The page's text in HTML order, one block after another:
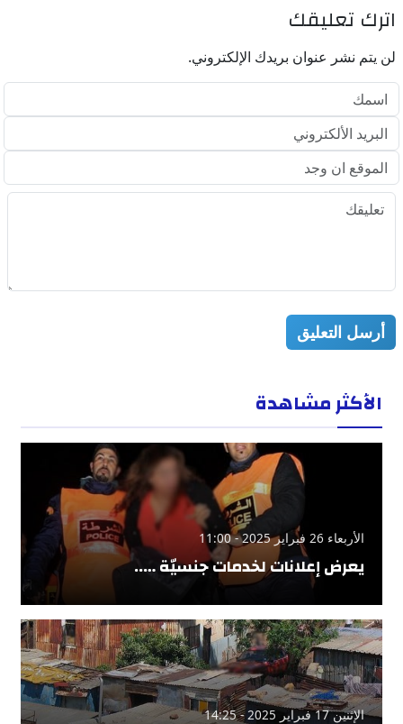
اترك تعليقك
لن يتم نشر عنوان بريدك الإلكتروني.
أرسل التعليق
الأكثر مشاهدة
الأربعاء 26 فبراير 2025 - 11:00
يعرض إعلانات لخدمات جنسيّة …..
الإثنين 17 فبراير 2025 - 14:25